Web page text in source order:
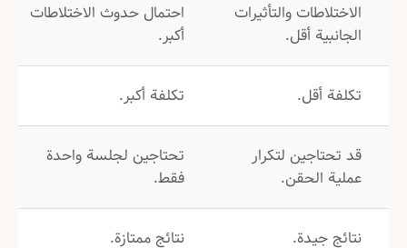
الاختلاطات والتأثيرات
الجانبية أقل.
احتمال حدوث الاختلاطات
أكبر.
تكلفة أقل. تكلفة أكبر.
قد تحتاجين لتكرار
عملية الحقن.
تحتاجين لجلسة واحدة
فقط.
نتائج جيدة. نتائج ممتازة.